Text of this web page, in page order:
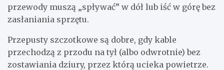
przewody muszą „spływać” w dół lub iść w górę bez
zasłaniania sprzętu.
Przepusty szczotkowe są dobre, gdy kable
przechodzą z przodu na tył (albo odwrotnie) bez
zostawiania dziury, przez którą ucieka powietrze.